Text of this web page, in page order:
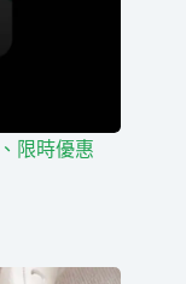
限時優惠